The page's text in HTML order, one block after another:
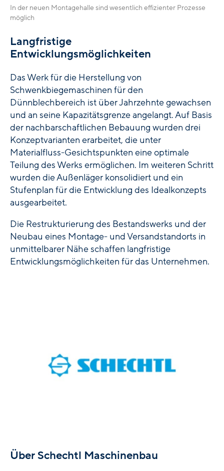
In der neuen Montagehalle sind wesentlich effizienter Prozesse
möglich
Langfristige
Entwicklungsmöglichkeiten
Das Werk für die Herstellung von
Schwenkbiegemaschinen für den
Dünnblechbereich ist über Jahrzehnte gewachsen
und an seine Kapazitätsgrenze angelangt. Auf Basis
der nachbarschaftlichen Bebauung wurden drei
Konzeptvarianten erarbeitet, die unter
Materialfluss-Gesichtspunkten eine optimale
Teilung des Werks ermöglichen. Im weiteren Schritt
wurden die Außenläger konsolidiert und ein
Stufenplan für die Entwicklung des Idealkonzepts
ausgearbeitet.
Die Restrukturierung des Bestandswerks und der
Neubau eines Montage- und Versandstandorts in
unmittelbarer Nähe schaffen langfristige
Entwicklungsmöglichkeiten für das Unternehmen.
Über Schechtl Maschinenbau